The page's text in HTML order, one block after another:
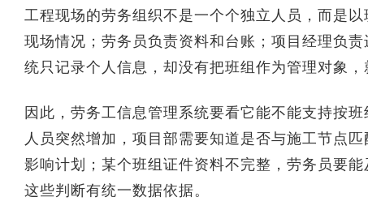
工程现场的劳务组织不是一个个独立人员，而是
现场情况；劳务员负责资料和台账；项目经理负
统只记录个人信息，却没有把班组作为管理对象，
因此，劳务工信息管理系统要看它能不能支持按
人员突然增加，项目部需要知道是否与施工节点
影响计划；某个班组证件资料不完整，劳务员要
这些判断有统一数据依据。